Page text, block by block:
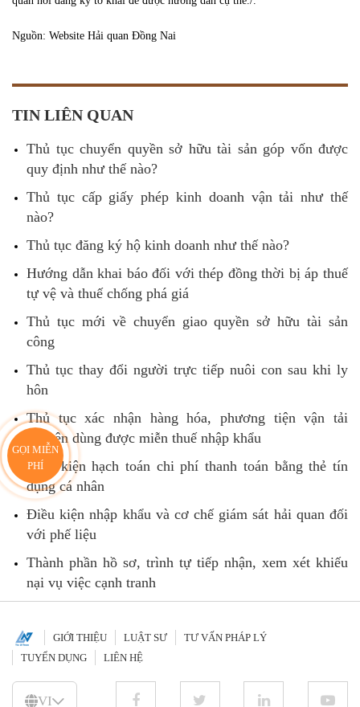
Nguồn: Website Hải quan Đồng Nai
TIN LIÊN QUAN
Thủ tục chuyển quyền sở hữu tài sản góp vốn được
quy định như thế nào?
Thủ tục cấp giấy phép kinh doanh vận tải như thế
nào?
Thủ tục đăng ký hộ kinh doanh như thế nào?
Hướng dẫn khai báo đối với thép đồng thời bị áp thuế
tự vệ và thuế chống phá giá
Thủ tục mới về chuyển giao quyền sở hữu tài sản
công
Thủ tục thay đổi người trực tiếp nuôi con sau khi ly
hôn
Thủ tục xác nhận hàng hóa, phương tiện vận tải
chuyên dùng được miễn thuế nhập khẩu
Điều kiện hạch toán chi phí thanh toán bằng thẻ tín
dụng cá nhân
Điều kiện nhập khẩu và cơ chế giám sát hải quan đối
với phế liệu
Thành phần hồ sơ, trình tự tiếp nhận, xem xét khiếu
nại vụ việc cạnh tranh
VI
GIỚI THIỆU LUẬT SƯ
TƯ VẤN PHÁP LÝ
TUYỂN DỤNG
LIÊN HỆ
GỌI MIỄN
PHÍ